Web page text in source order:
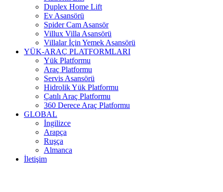
Duplex Home Lift
Ev Asansörü
Spider Cam Asansör
Villux Villa Asansörü
Villalar İçin Yemek Asansörü
YÜK-ARAÇ PLATFORMLARI
Yük Platformu
Araç Platformu
Servis Asansörü
Hidrolik Yük Platformu
Çatılı Araç Platformu
360 Derece Araç Platformu
GLOBAL
İngilizce
Arapça
Ruşça
Almanca
İletişim